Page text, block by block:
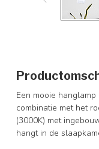
Een mooie
combinatie met het
(3000K) met
hangt in de